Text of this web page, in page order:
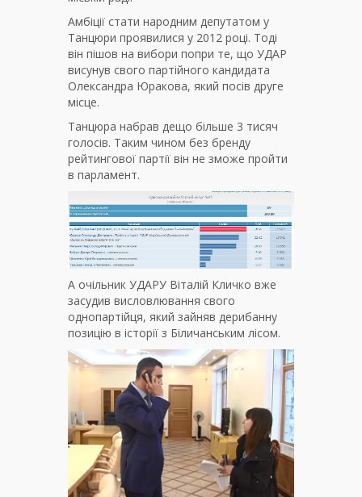
Амбіції стати народним депутатом у
Танцюри проявилися у 2012 році. Тоді
він пішов на вибори попри те, що УДАР
висунув свого партійного кандидата
Олександра Юракова, який посів друге
місце.
Танцюра набрав дещо більше 3 тисяч
голосів. Таким чином без бренду
рейтингової партії він не зможе пройти
в парламент.
А очільник УДАРУ Віталій Кличко вже
засудив висловлювання свого
однопартійця, який зайняв дерибанну
позицію в історії з Біличанським лісом.